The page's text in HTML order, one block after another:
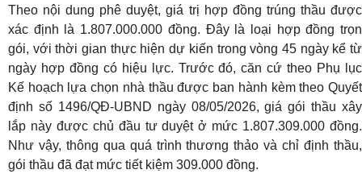
Theo nội dung phê duyệt, giá trị hợp đồng trúng thầu được
xác định là 1.807.000.000 đồng. Đây là loại hợp đồng trọn
gói, với thời gian thực hiện dự kiến trong vòng 45 ngày kể từ
ngày hợp đồng có hiệu lực. Trước đó, căn cứ theo Phụ lục
Kế hoạch lựa chọn nhà thầu được ban hành kèm theo Quyết
định số 1496/QĐ-UBND ngày 08/05/2026, giá gói thầu xây
lắp này được chủ đầu tư duyệt ở mức 1.807.309.000 đồng.
Như vậy, thông qua quá trình thương thảo và chỉ định thầu,
gói thầu đã đạt mức tiết kiệm 309.000 đồng.